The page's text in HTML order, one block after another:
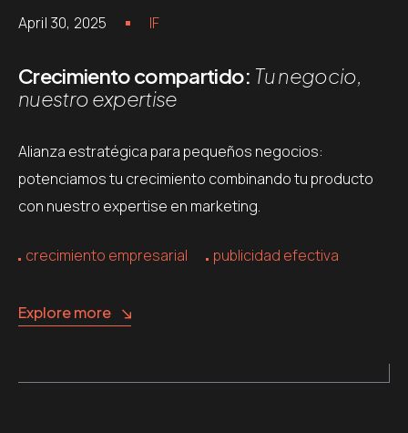
April 30, 2025 IF
Crecimiento compartido: Tu negocio,
nuestro expertise
Alianza estratégica para pequeños negocios:
potenciamos tu crecimiento combinando tu producto
con nuestro expertise en marketing.
crecimiento empresarial publicidad efectiva
Explore more